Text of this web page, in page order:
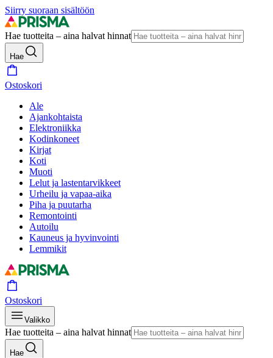
Siirry suoraan sisältöön
Hae tuotteita – aina halvat hinnat
Hae
Ostoskori
Ale
Ajankohtaista
Elektroniikka
Kodinkoneet
Kirjat
Koti
Muoti
Lelut ja lastentarvikkeet
Urheilu ja vapaa-aika
Piha ja puutarha
Remontointi
Autoilu
Kauneus ja hyvinvointi
Lemmikit
Ostoskori
Valikko
Hae tuotteita – aina halvat hinnat
Hae